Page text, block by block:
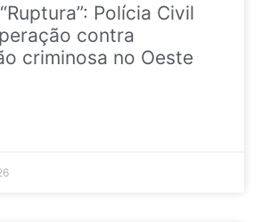
Polícia Civil
contra
criminosa no Oeste